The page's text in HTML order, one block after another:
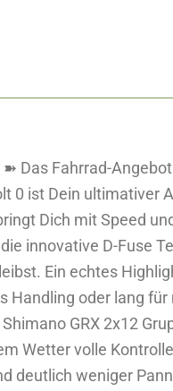
Das Fahrrad-
ist Dein ultimativer
Dich mit Speed
innovative D-Fuse
Ein echtes
Handling oder lang
GRX 2x12
Wetter volle
deutlich weniger